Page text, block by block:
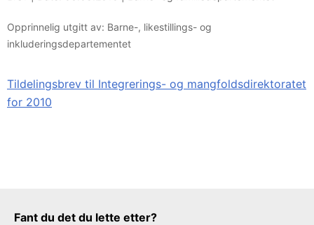
Opprinnelig utgitt av: Barne-, likestillings- og
inkluderingsdepartementet
Tildelingsbrev til Integrerings- og mangfoldsdirektoratet
for 2010
Tilbakemeldingsskjema
Fant du det du lette etter?